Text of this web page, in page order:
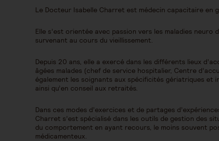
Le Docteur Isabelle Charret est médecin capacitaire en
Elle s’est orientée avec passion vers les maladies neuro
survenant au cours du vieillissement.
Depuis 20 ans, elle a exercé dans les différents lieux
âgées malades (chef de service hospitalier, Centre
également les soignants aux spécificités gériatriques et
ainsi qu’en conseil aux retraités.
Dans ces modes d’exercices et de partages
Charret s’est spécialisé dans les outils de gestion des
du comportement en ayant recours, le moins souvent
médicamenteux.